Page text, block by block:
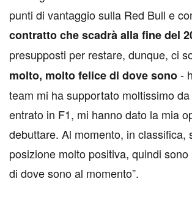
punti di vantaggio sulla Red Bull e
contratto che scadrà alla fine del
presupposti per restare, dunque, ci
molto, molto felice di dove sono-
team mi ha supportato moltissimo
entrato in F1, mi hanno dato la mia
debuttare. Al momento, in classifica,
posizione molto positiva, quindi
di dove sono al momento”.